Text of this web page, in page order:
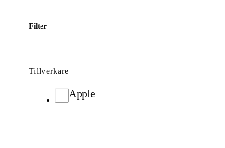
Filter
Tillverkare
Apple